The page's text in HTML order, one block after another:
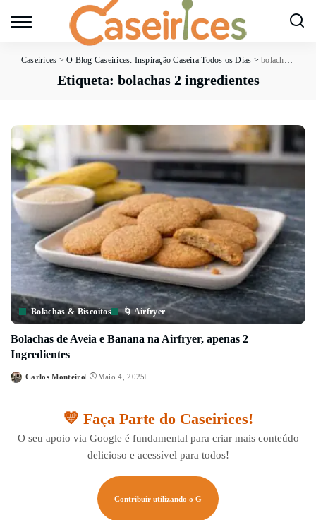
Caseirices >O Blog Caseirices: Inspiração Caseira Todos os Dias >bolachas 2 ingredientes
Etiqueta: bolachas 2 ingredientes
Bolachas & Biscoitos 🌀 Airfryer
Bolachas de Aveia e Banana na Airfryer, apenas 2
Ingredientes
Posted
Carlos Monteiro Maio 4, 2025
💛 Faça Parte do Caseirices!
O seu apoio via Google é fundamental para criar mais conteúdo
delicioso e acessível para todos!
Contribuir utilizando o G